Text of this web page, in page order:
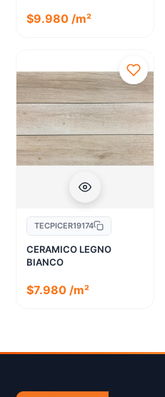
$9.980 /m²
TECPICER19174
CERAMICO LEGNO
BIANCO
$7.980 /m²